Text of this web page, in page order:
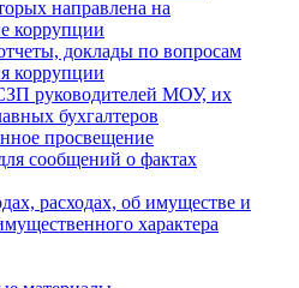
направлена на
коррупции
доклады по вопросам
коррупции
руководителей МОУ, их
бухгалтеров
просвещение
сообщений о фактах
расходах, об имуществе и
характера